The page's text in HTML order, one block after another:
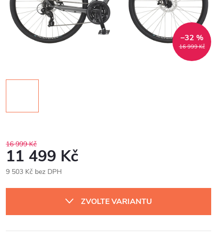
16 999 Kč
–32 %
16 999 Kč
11 499 Kč
9 503 Kč bez DPH
cena:
ZVOLTE VARIANTU